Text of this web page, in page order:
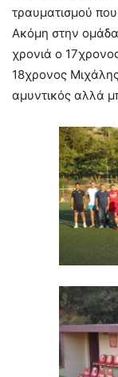
τραυματισμού
Ακόμη στην ομάδα
χρονιά ο
18χρονος
αμυντικός αλλά